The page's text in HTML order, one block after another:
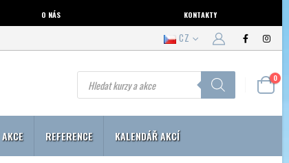
O NÁS KONTAKTY
CZ
Products
search 0
REFERENCE KALENDÁŘ AKCÍ